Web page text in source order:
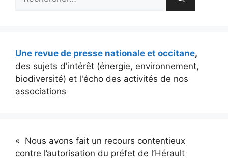
Une revue de presse nationale et occitane,
des sujets d'intérêt (énergie, environnement,
biodiversité) et l'écho des activités de nos
associations
« Nous avons fait un recours contentieux
contre l’autorisation du préfet de l’Hérault